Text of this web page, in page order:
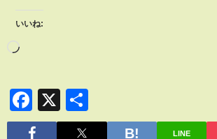
いいね:
Facebook
X
有
LINE